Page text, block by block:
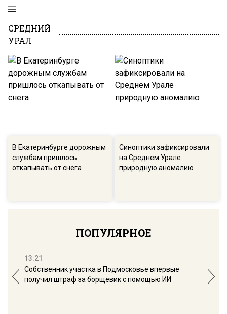
СРЕДНИЙ
УРАЛ
В Екатеринбурге дорожным
службам пришлось
откапывать от снега
Синоптики зафиксировали
на Среднем Урале
природную аномалию
ПОПУЛЯРНОЕ
13:21
Собственник участка в Подмосковье впервые
получил штраф за борщевик с помощью ИИ